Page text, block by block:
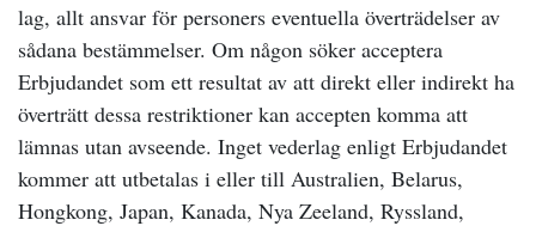
lag, allt ansvar för personers eventuella överträdelser av
sådana bestämmelser. Om någon söker acceptera
Erbjudandet som ett resultat av att direkt eller indirekt ha
överträtt dessa restriktioner kan accepten komma att
lämnas utan avseende. Inget vederlag enligt Erbjudandet
kommer att utbetalas i eller till Australien, Belarus,
Hongkong, Japan, Kanada, Nya Zeeland, Ryssland,